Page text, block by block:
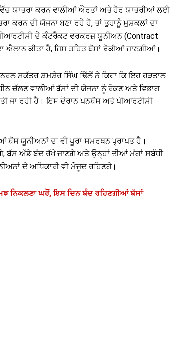
ਯਾਤਰਾ ਕਰਨ ਵਾਲੀਆਂ ਔਰਤਾਂ ਅਤੇ ਹੋਰ ਯਾਤਰੀਆਂ ਲਈ
ਕਰਨ ਦੀ ਯੋਜਨਾ ਬਣਾ ਰਹੇ ਹੋ, ਤਾਂ ਤੁਹਾਨੂੰ ਮੁਸ਼ਕਲਾਂ ਦਾ
ਦੇ ਕੰਟਰੈਕਟ ਵਰਕਰਜ਼ ਯੂਨੀਅਨ (Contract
ਐਲਾਨ ਕੀਤਾ ਹੈ, ਜਿਸ ਤਹਿਤ ਬੱਸਾਂ ਰੋਕੀਆਂ ਜਾਣਗੀਆਂ।
ਸਕੱਤਰ ਸ਼ਮਸ਼ੇਰ ਸਿੰਘ ਢਿੱਲੋਂ ਨੇ ਕਿਹਾ ਕਿ ਇਹ ਹੜਤਾਲ
ਚੱਲਣ ਵਾਲੀਆਂ ਬੱਸਾਂ ਦੀ ਯੋਜਨਾ ਨੂੰ ਰੋਕਣ ਅਤੇ ਵਿਭਾਗ
ਜਾ ਰਹੀ ਹੈ। ਇਸ ਦੌਰਾਨ ਪਨਬੱਸ ਅਤੇ ਪੀਆਰਟੀਸੀ
ਯੂਨੀਅਨਾਂ ਦਾ ਵੀ ਪੂਰਾ ਸਮਰਥਨ ਪ੍ਰਾਪਤ ਹੈ।
ਬੱਸ ਅੱਡੇ ਬੰਦ ਰੱਖੇ ਜਾਣਗੇ ਅਤੇ ਉਨ੍ਹਾਂ ਦੀਆਂ ਮੰਗਾਂ ਸਬੰਧੀ
ਦੇ ਅਧਿਕਾਰੀ ਵੀ ਮੌਜੂਦ ਰਹਿਣਗੇ।
ਨਿਕਲਣਾ ਘਰੋਂ, ਇਸ ਦਿਨ ਬੰਦ ਰਹਿਣਗੀਆਂ ਬੱਸਾਂ